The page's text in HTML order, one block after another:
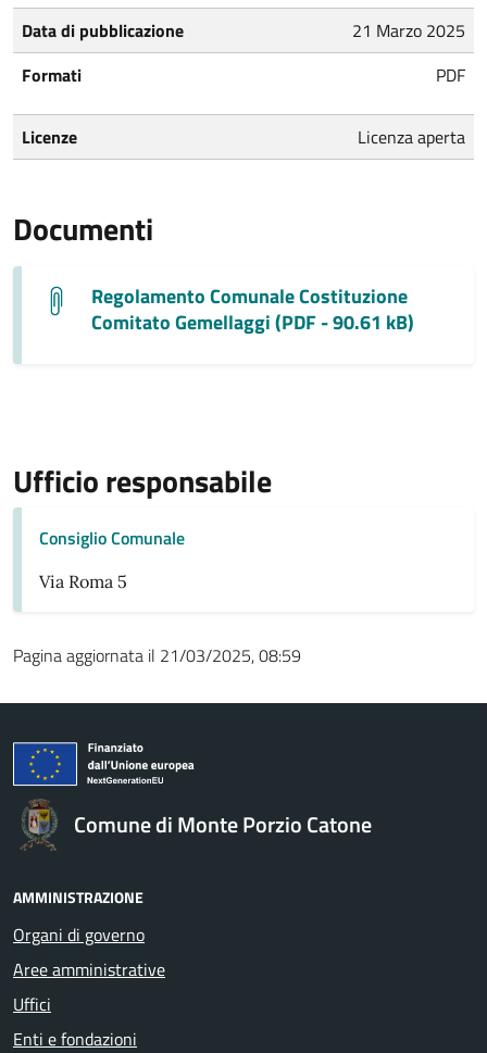
Data di pubblicazione
21 Marzo 2025
Formati
PDF
Licenze Licenza aperta
Documenti
Regolamento Comunale Costituzione
Comitato Gemellaggi (PDF - 90.61 kB)
Ufficio responsabile
Consiglio Comunale
Via Roma 5
Pagina aggiornata il 21/03/2025, 08:59
Comune di Monte Porzio Catone
AMMINISTRAZIONE
Organi di governo
Aree amministrative
Uffici
Enti e fondazioni